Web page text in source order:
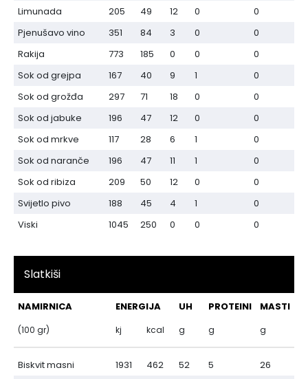
Limunada 205 49 12 0
0
Pjenušavo vino
351 84 3 0
0
Rakija
773 185 0 0
0
Sok od grejpa
167 40 9 1
0
Sok od grožđa
297 71 18 0
0
Sok od jabuke
196 47 12 0
0
Sok od mrkve
117 28 6 1
0
Sok od naranče
196 47 11 1
0
Sok od ribiza
209 50 12 0
0
Svijetlo pivo
188 45 4 1
0
Viski
1045 250 0 0 0
Slatkiši
NAMIRNICA ENERGIJA UH PROTEINI MASTI
(100 gr) kj kcal g g g
Biskvit masni 1931 462 52 5
26